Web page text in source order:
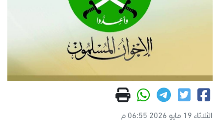
الثلاثاء 19 مايو 2026 06:55 م